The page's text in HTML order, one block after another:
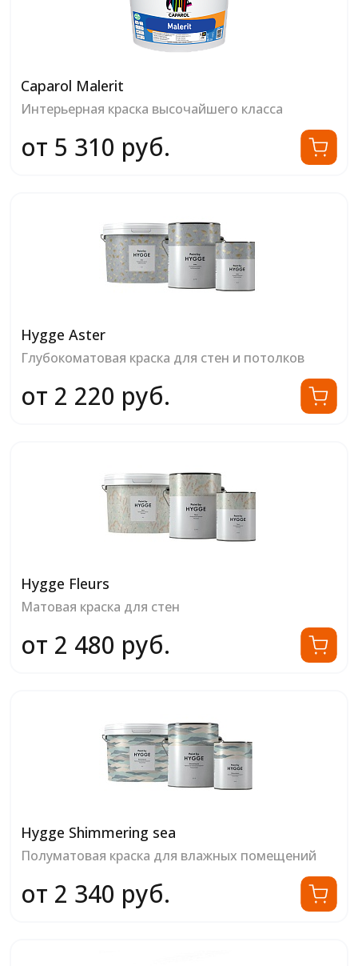
Caparol Malerit
Интерьерная краска высочайшего класса
от 5 310 руб.
Hygge Aster
Глубокоматовая краска для стен и потолков
от 2 220 руб.
Hygge Fleurs
Матовая краска для стен
от 2 480 руб.
Hygge Shimmering sea
Полуматовая краска для влажных помещений
от 2 340 руб.